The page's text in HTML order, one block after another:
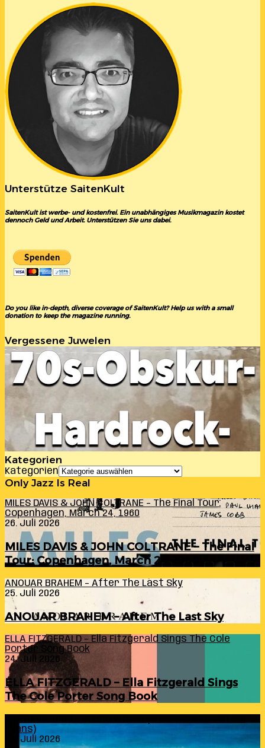
Unterstütze SaitenKult
SaitenKult ist werbe- und kostenfrei. Ein unabhängiges Musikmagazin kostet
dennoch Geld und Arbeit. Unterstützen Sie uns dabei.
Do you like in-depth, diverse coverage of SaitenKult? Help us with a small
donation to keep the magazine running.
Vergessene Juwelen
Kategorien
Kategorien
Only Jazz Is Real
MILES DAVIS & JOHN COLTRANE – The Final Tour:
Copenhagen, March 24, 1960
26. Juli 2026
MILES DAVIS & JOHN COLTRANE – The Final
Tour: Copenhagen, March 24, 1960
ANOUAR BRAHEM – After The Last Sky
25. Juli 2026
ANOUAR BRAHEM – After The Last Sky
ELLA FITZGERALD – Ella Fitzgerald Sings The Cole
Porter Song Book
24. Juli 2026
ELLA FITZGERALD – Ella Fitzgerald Sings
The Cole Porter Song Book
Evans)
24. Juli 2026